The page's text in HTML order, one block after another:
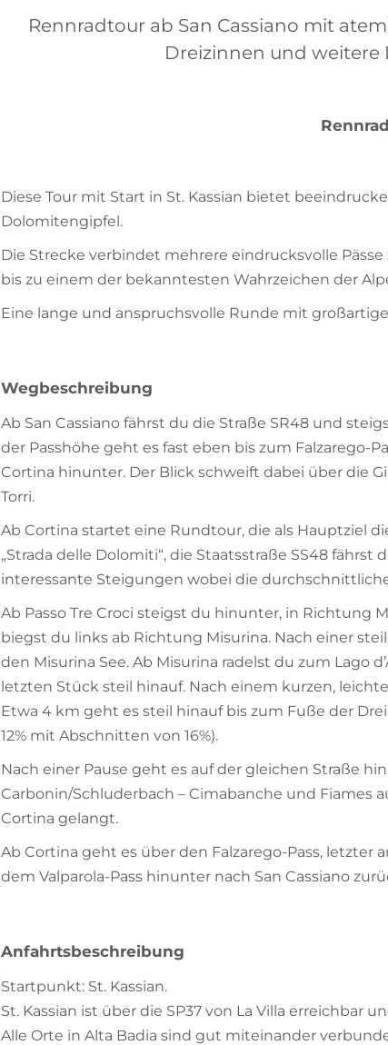
Rennradtour ab San Cassiano mit
Dreizinnen und weitere
Rennrad
Diese Tour mit Start in St. Kassian bietet
Dolomitengipfel.
Die Strecke verbindet mehrere eindrucksvolle
bis zu einem der bekanntesten Wahrzeichen der
Eine lange und anspruchsvolle Runde mit
Wegbeschreibung
Ab San Cassiano fährst du die Straße SR48 und
der Passhöhe geht es fast eben bis zum Falzarego-
Cortina hinunter. Der Blick schweift dabei über die
Torri.
Ab Cortina startet eine Rundtour, die als Hauptziel
„Strada delle Dolomiti“, die Staatsstraße SS48 fährst
interessante Steigungen wobei die
Ab Passo Tre Croci steigst du hinunter, in Richtung
biegst du links ab Richtung Misurina. Nach einer
den Misurina See. Ab Misurina radelst du zum Lago
letzten Stück steil hinauf. Nach einem kurzen,
Etwa 4 km geht es steil hinauf bis zum Fuße der
12% mit Abschnitten von 16%).
Nach einer Pause geht es auf der gleichen Straße
Carbonin/Schluderbach – Cimabanche und Fiames
Cortina gelangt.
Ab Cortina geht es über den Falzarego-Pass, letzter
dem Valparola-Pass hinunter nach San Cassiano
Anfahrtsbeschreibung
Startpunkt: St. Kassian.
St. Kassian ist über die SP37 von La Villa erreichbar
Alle Orte in Alta Badia sind gut miteinander